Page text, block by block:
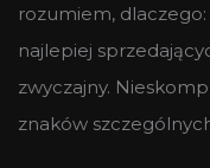
rozumiem,
najlepiej
zwyczajny.
znaków